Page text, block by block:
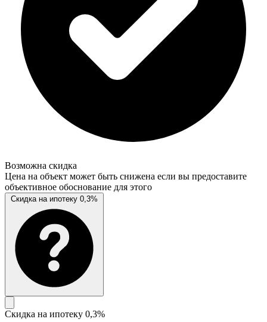
Возможна скидка
Цена на объект может быть снижена если вы предоставите
объективное обоснование для этого
Скидка на ипотеку 0,3%
Скидка на ипотеку 0,3%